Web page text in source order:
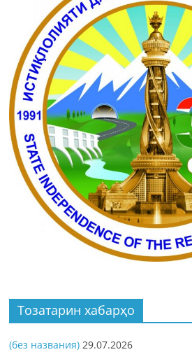
Тозатарин хабарҳо
(без названия) 29.07.2026